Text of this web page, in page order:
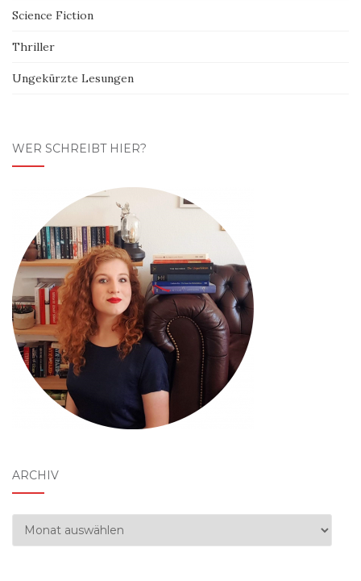
Science Fiction
Thriller
Ungekürzte Lesungen
WER SCHREIBT HIER?
ARCHIV
Archiv